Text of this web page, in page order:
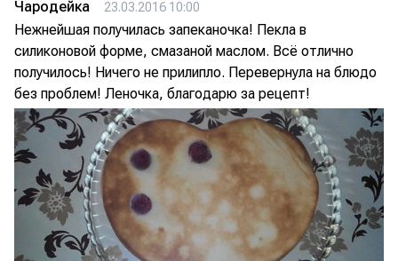
Чародейка 23.03.2016 10:00
Нежнейшая получилась запеканочка! Пекла в
силиконовой форме, смазаной маслом. Всё отлично
получилось! Ничего не прилипло. Перевернула на блюдо
без проблем! Леночка, благодарю за рецепт!